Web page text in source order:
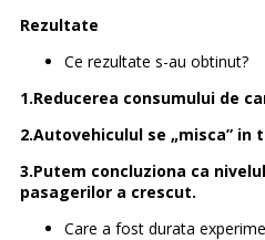
Rezultate
Ce rezultate s-au obtinut?
1.Reducerea consumului de
2.Autovehiculul se „misca”
3.Putem concluziona ca
pasagerilor a crescut.
Care a fost durata